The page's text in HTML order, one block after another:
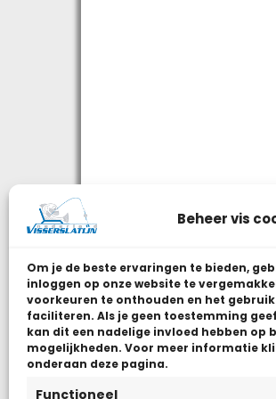
Beheer vis
Om je de beste ervaringen te bieden,
inloggen op onze website te
voorkeuren te onthouden en het
faciliteren. Als je geen toestemming
kan dit een nadelige invloed hebben op
mogelijkheden. Voor meer informatie
onderaan deze pagina.
Functioneel